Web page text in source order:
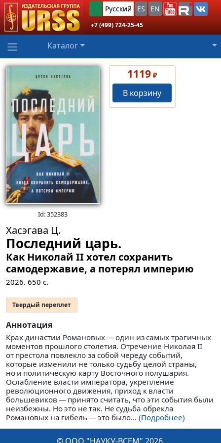
Русский ES EN
+7 (499) 724-25-45
Каталог
Id: 352383
1119 ₽
В корзину
Хасэгава Ц.
Последний царь.
Как Николай II хотел сохранить
самодержавие, а потерял империю
2026. 650 с.
Твердый переплет
Аннотация
Крах династии Романовых — ​один из самых трагичных
моментов прошлого столетия. Отречение Николая II
от престола повлекло за собой череду событий,
которые изменили не только судьбу целой страны,
но и политическую карту Восточного полушария.
Ослабление власти императора, укрепление
революционного движения, приход к власти
большевиков — ​принято считать, что эти события были
неизбежны. Но это не так. Не судьба обрекла
Романовых на гибель — ​это было... (Подробнее)